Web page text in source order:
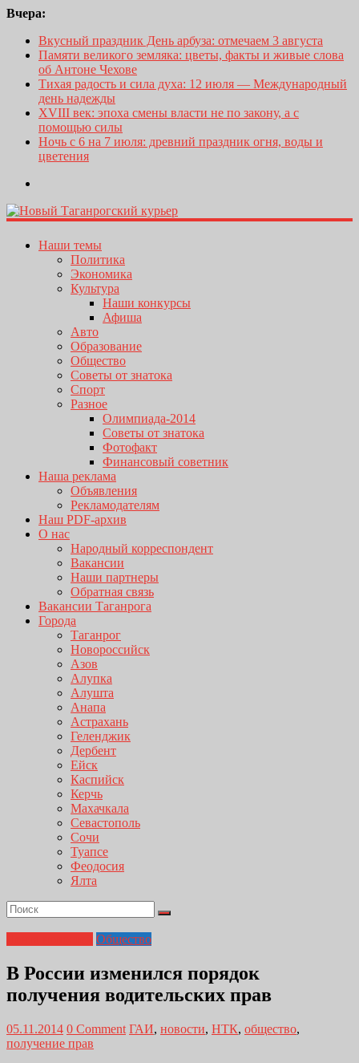
Вчера:
Вкусный праздник День арбуза: отмечаем 3 августа
Памяти великого земляка: цветы, факты и живые слова
об Антоне Чехове
Тихая радость и сила духа: 12 июля — Международный
день надежды
XVIII век: эпоха смены власти не по закону, а с
помощью силы
Ночь с 6 на 7 июля: древний праздник огня, воды и
цветения
Наши темы
Политика
Экономика
Культура
Наши конкурсы
Афиша
Авто
Образование
Общество
Советы от знатока
Спорт
Разное
Олимпиада-2014
Советы от знатока
Фотофакт
Финансовый советник
Наша реклама
Объявления
Рекламодателям
Наш PDF-архив
О нас
Народный корреспондент
Вакансии
Наши партнеры
Обратная связь
Вакансии Таганрога
Города
Таганрог
Новороссийск
Азов
Алупка
Алушта
Анапа
Астрахань
Геленджик
Дербент
Ейск
Каспийск
Керчь
Махачкала
Севастополь
Сочи
Туапсе
Феодосия
Ялта
Общество
В России изменился порядок
получения водительских прав
05.11.2014 0 Comment ГАИ, новости, НТК, общество,
получение прав